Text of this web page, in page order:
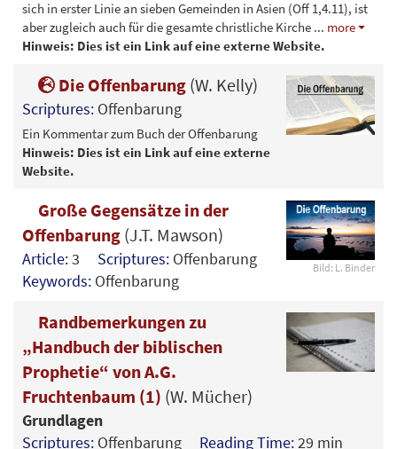
sich in erster Linie an sieben Gemeinden in Asien (Off 1,4.11), ist
aber zugleich auch für die gesamte christliche Kirche ... more
Hinweis: Dies ist ein Link auf eine externe Website.
Die Offenbarung (W. Kelly)
Scriptures: Offenbarung
Ein Kommentar zum Buch der Offenbarung
Hinweis: Dies ist ein Link auf eine externe
Website.
Bild: L. Binder
Große Gegensätze in der
Offenbarung (J.T. Mawson)
Article:3 Scriptures: Offenbarung
Keywords: Offenbarung
Randbemerkungen zu
„Handbuch der biblischen
Prophetie“ von A.G.
Fruchtenbaum (1) (W. Mücher)
Grundlagen
Scriptures: Offenbarung Reading Time:29 min